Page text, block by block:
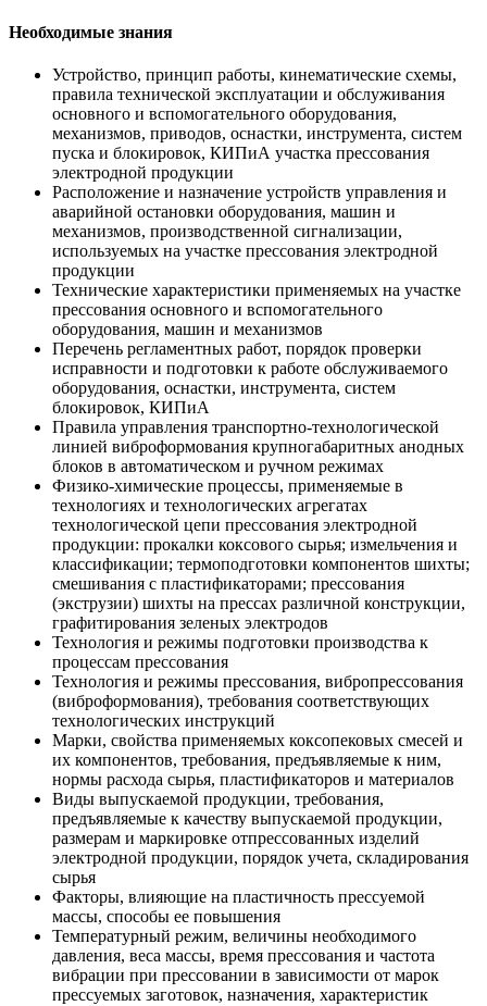
Необходимые знания
Устройство, принцип работы, кинематические схемы,
правила технической эксплуатации и обслуживания
основного и вспомогательного оборудования,
механизмов, приводов, оснастки, инструмента, систем
пуска и блокировок, КИПиА участка прессования
электродной продукции
Расположение и назначение устройств управления и
аварийной остановки оборудования, машин и
механизмов, производственной сигнализации,
используемых на участке прессования электродной
продукции
Технические характеристики применяемых на участке
прессования основного и вспомогательного
оборудования, машин и механизмов
Перечень регламентных работ, порядок проверки
исправности и подготовки к работе обслуживаемого
оборудования, оснастки, инструмента, систем
блокировок, КИПиА
Правила управления транспортно-технологической
линией виброформования крупногабаритных анодных
блоков в автоматическом и ручном режимах
Физико-химические процессы, применяемые в
технологиях и технологических агрегатах
технологической цепи прессования электродной
продукции: прокалки коксового сырья; измельчения и
классификации; термоподготовки компонентов шихты;
смешивания с пластификаторами; прессования
(экструзии) шихты на прессах различной конструкции,
графитирования зеленых электродов
Технология и режимы подготовки производства к
процессам прессования
Технология и режимы прессования, вибропрессования
(виброформования), требования соответствующих
технологических инструкций
Марки, свойства применяемых коксопековых смесей и
их компонентов, требования, предъявляемые к ним,
нормы расхода сырья, пластификаторов и материалов
Виды выпускаемой продукции, требования,
предъявляемые к качеству выпускаемой продукции,
размерам и маркировке отпрессованных изделий
электродной продукции, порядок учета, складирования
сырья
Факторы, влияющие на пластичность прессуемой
массы, способы ее повышения
Температурный режим, величины необходимого
давления, веса массы, время прессования и частота
вибрации при прессовании в зависимости от марок
прессуемых заготовок, назначения, характеристик